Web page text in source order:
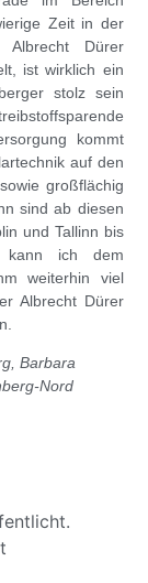
Zeit in der
Albrecht Dürer
ist wirklich ein
stolz sein
kommt
auf den
großflächig
sind ab diesen
und Tallinn bis
kann ich dem
weiterhin viel
Albrecht Dürer
,Barbara
Nord